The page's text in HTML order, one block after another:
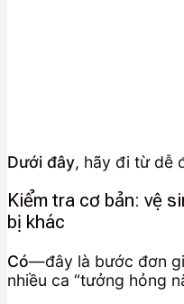
Dưới đây, hãy đi từ dễ
Kiểm tra cơ bản: vệ
bị khác
Có—đây là bước đơn
nhiều ca “tưởng hỏng